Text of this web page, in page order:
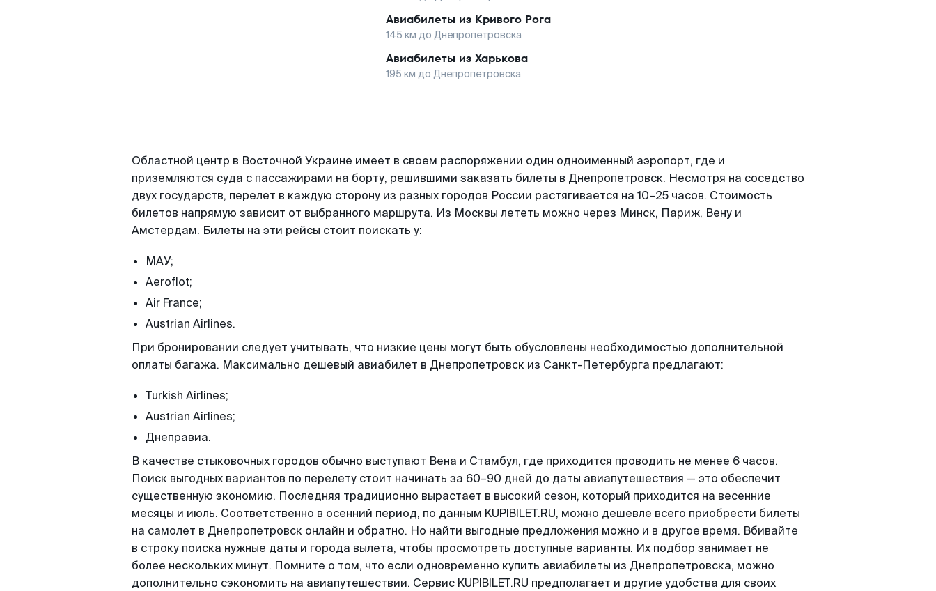
Авиабилеты из Кривого Рога
145 км до Днепропетровска
Авиабилеты из Харькова
195 км до Днепропетровска
Областной центр в Восточной Украине имеет в своем распоряжении один одноименный аэропорт, где и
приземляются суда с пассажирами на борту, решившими заказать билеты в Днепропетровск. Несмотря на соседство
двух государств, перелет в каждую сторону из разных городов России растягивается на 10–25 часов. Стоимость
билетов напрямую зависит от выбранного маршрута. Из Москвы лететь можно через Минск, Париж, Вену и
Амстердам. Билеты на эти рейсы стоит поискать у:
МАУ;
Aeroflot;
Air France;
Austrian Airlines.
При бронировании следует учитывать, что низкие цены могут быть обусловлены необходимостью дополнительной
оплаты багажа. Максимально дешевый авиабилет в Днепропетровск из Санкт-Петербурга предлагают:
Turkish Airlines;
Austrian Airlines;
Днеправиа.
В качестве стыковочных городов обычно выступают Вена и Стамбул, где приходится проводить не менее 6 часов.
Поиск выгодных вариантов по перелету стоит начинать за 60–90 дней до даты авиапутешествия — это обеспечит
существенную экономию. Последняя традиционно вырастает в высокий сезон, который приходится на весенние
месяцы и июль. Соответственно в осенний период, по данным KUPIBILET.RU, можно дешевле всего приобрести билеты
на самолет в Днепропетровск онлайн и обратно. Но найти выгодные предложения можно и в другое время. Вбивайте
в строку поиска нужные даты и города вылета, чтобы просмотреть доступные варианты. Их подбор занимает не
более нескольких минут. Помните о том, что если одновременно купить авиабилеты из Днепропетровска, можно
дополнительно сэкономить на авиапутешествии. Сервис KUPIBILET.RU предполагает и другие удобства для своих